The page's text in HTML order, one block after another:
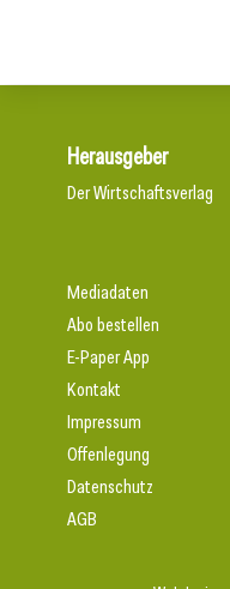
Herausgeber
Der Wirtschaftsverlag
Mediadaten
Abo bestellen
E-Paper App
Kontakt
Impressum
Offenlegung
Datenschutz
AGB